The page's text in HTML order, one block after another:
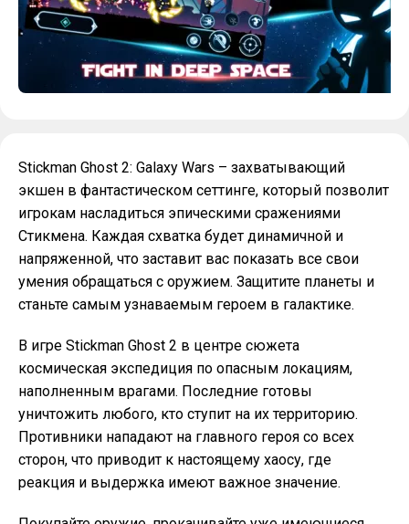
Stickman Ghost 2: Galaxy Wars – захватывающий
экшен в фантастическом сеттинге, который позволит
игрокам насладиться эпическими сражениями
Стикмена. Каждая схватка будет динамичной и
напряженной, что заставит вас показать все свои
умения обращаться с оружием. Защитите планеты и
станьте самым узнаваемым героем в галактике.
В игре Stickman Ghost 2 в центре сюжета
космическая экспедиция по опасным локациям,
наполненным врагами. Последние готовы
уничтожить любого, кто ступит на их территорию.
Противники нападают на главного героя со всех
сторон, что приводит к настоящему хаосу, где
реакция и выдержка имеют важное значение.